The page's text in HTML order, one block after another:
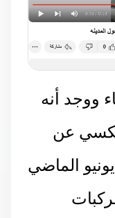
ووجد أنه
عن
الماضي